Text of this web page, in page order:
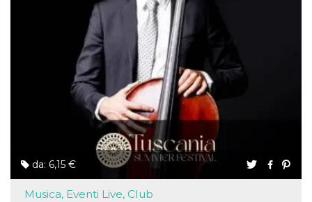
da: 6,15 €
Musica, Eventi Live, Club